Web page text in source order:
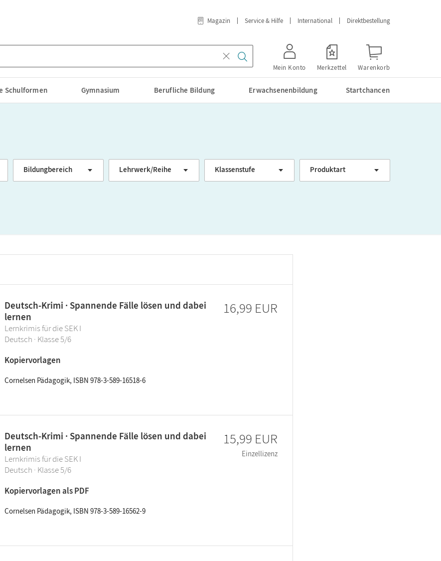
Magazin Service & Hilfe International Direktbestellung
Mein Konto Merkzettel Warenkorb
Schulformen Gymnasium Berufliche Bildung Erwachsenenbildung Startchancen
Bildungbereich Lehrwerk/Reihe Klassenstufe Produktart
Deutsch-Krimi · Spannende Fälle lösen und dabei
lernen
Lernkrimis für die SEK I
Deutsch · Klasse 5/6
Kopiervorlagen
Cornelsen Pädagogik, ISBN 978-3-589-16518-6
16,99 EUR
Deutsch-Krimi · Spannende Fälle lösen und dabei
lernen
Lernkrimis für die SEK I
Deutsch · Klasse 5/6
Kopiervorlagen als PDF
Cornelsen Pädagogik, ISBN 978-3-589-16562-9
15,99 EUR
Einzellizenz